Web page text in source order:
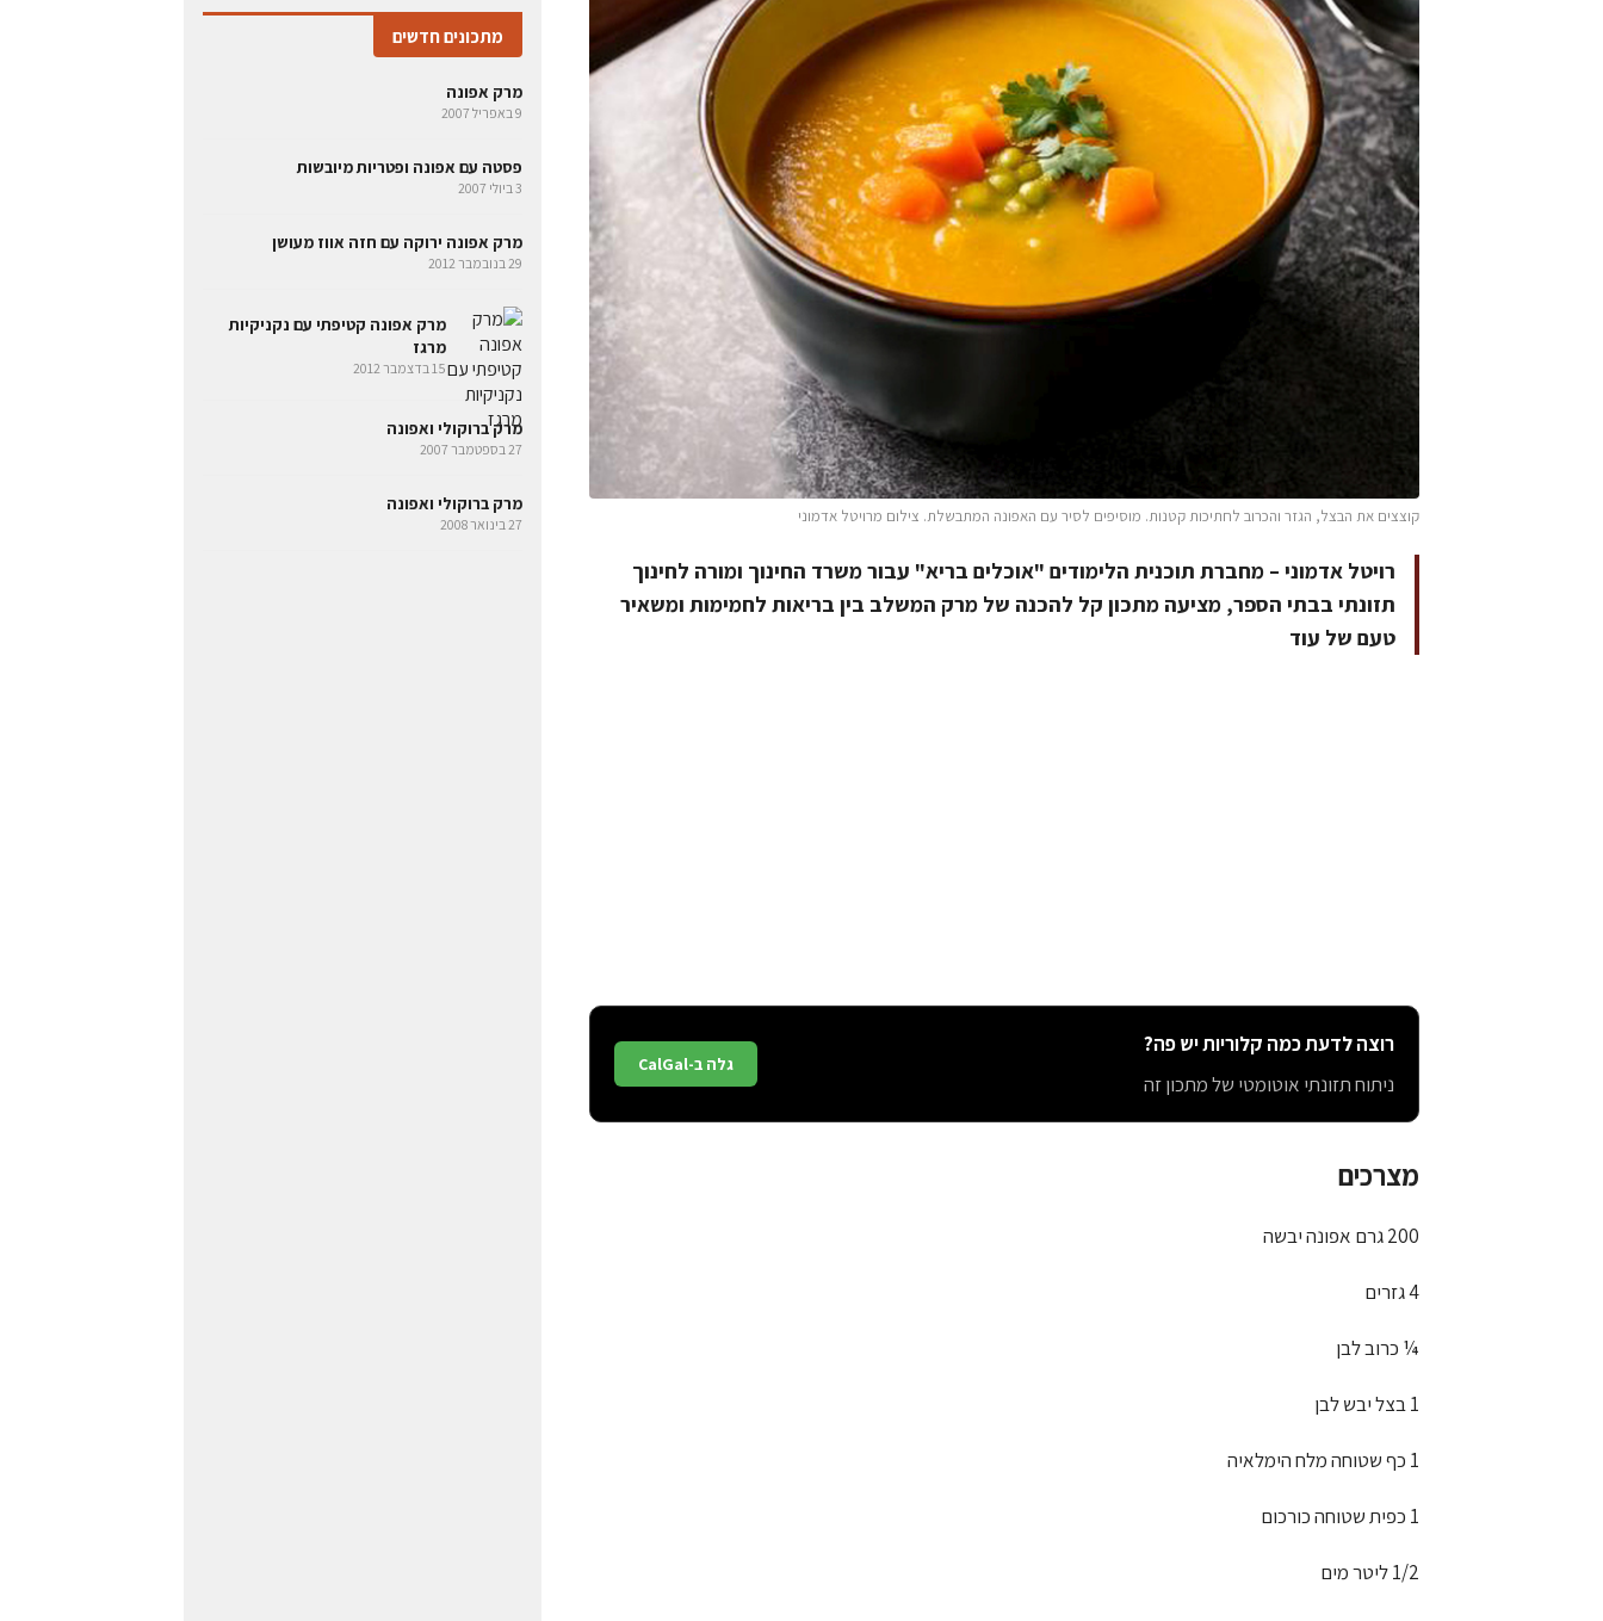
קוצצים את הבצל, הגזר והכרוב לחתיכות קטנות. מוסיפים לסיר עם האפונה המתבשלת. צילום מרויטל אדמוני
רויטל אדמוני – מחברת תוכנית הלימודים "אוכלים בריא" עבור משרד החינוך ומורה לחינוך
תזונתי בבתי הספר, מציעה מתכון קל להכנה של מרק המשלב בין בריאות לחמימות ומשאיר
טעם של עוד
רוצה לדעת כמה קלוריות יש פה?
ניתוח תזונתי אוטומטי של מתכון זה
גלה ב-CalGal
מצרכים
200 גרם אפונה יבשה
4 גזרים
¼ כרוב לבן
1 בצל יבש לבן
1 כף שטוחה מלח הימלאיה
1 כפית שטוחה כורכום
1/2 ליטר מים
מתכונים חדשים
מרק אפונה
9 באפריל 2007
פסטה עם אפונה ופטריות מיובשות
3 ביולי 2007
מרק אפונה ירוקה עם חזה אווז מעושן
29 בנובמבר 2012
מרק אפונה קטיפתי עם נקניקיות
מרגז
15 בדצמבר 2012
מרק ברוקולי ואפונה
27 בספטמבר 2007
מרק ברוקולי ואפונה
27 בינואר 2008